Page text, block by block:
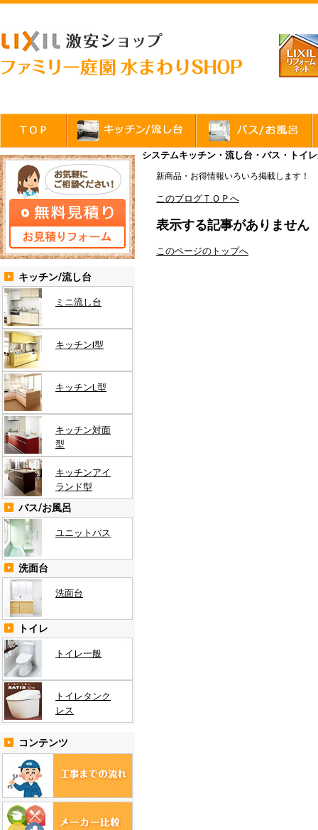
システムキッチン・流し台・バス・ト
新商品・お得情報いろいろ掲載します！
このブログＴＯＰへ
表示する記事がありません
このページのトップへ
キッチン/流し台
ミニ流し台
キッチンI型
キッチンL型
キッチン対面
型
キッチンアイ
ランド型
バス/お風呂
ユニットバス
洗面台
洗面台
トイレ
トイレ一般
トイレタンク
レス
コンテンツ